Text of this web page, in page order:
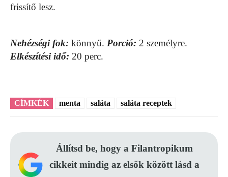
frissítő lesz.
Nehézségi fok: könnyű. Porció: 2 személyre.
Elkészítési idő: 20 perc.
CÍMKÉK menta saláta saláta receptek
Állítsd be, hogy a Filantropikum
cikkeit mindig az elsők között lásd a